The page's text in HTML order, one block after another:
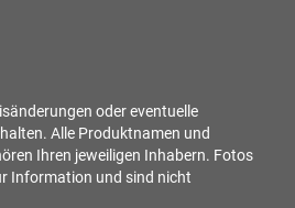
oder eventuelle
Alle Produktnamen und
Ihren jeweiligen Inhabern. Fotos
Information und sind nicht